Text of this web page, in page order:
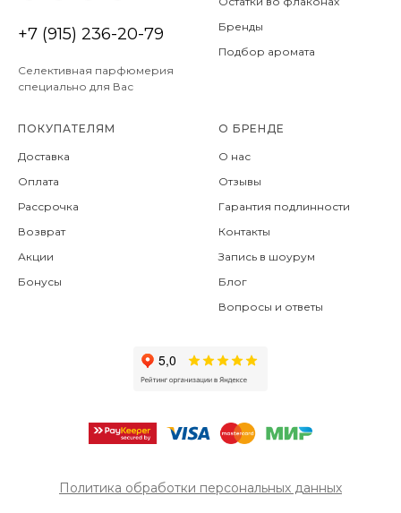
+7 (915) 236-20-79
Селективная парфюмерия
специально для Вас
Бренды
Подбор аромата
ПОКУПАТЕЛЯМ
Доставка
Оплата
Рассрочка
Возврат
Акции
Бонусы
О БРЕНДЕ
О нас
Отзывы
Гарантия подлинности
Контакты
Запись в шоурум
Блог
Вопросы и ответы
Политика обработки персональных данных